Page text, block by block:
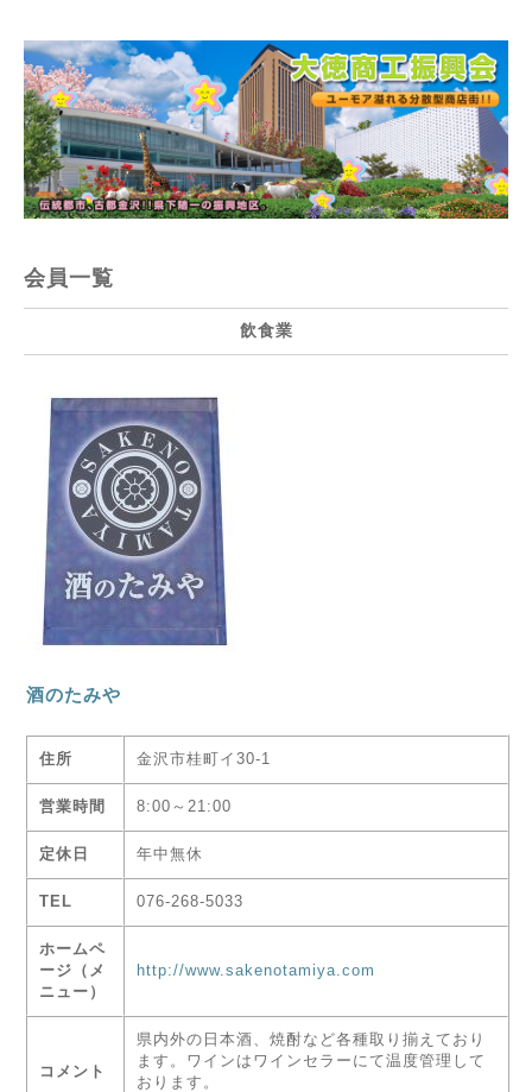
会員一覧
飲食業
酒のたみや
住所 金沢市桂町イ30-1
営業時間 8:00～21:00
定休日 年中無休
TEL 076-268-5033
ホームペ
ージ（メ
ニュー）
http://www.sakenotamiya.com
コメント
県内外の日本酒、焼酎など各種取り揃えており
ます。ワインはワインセラーにて温度管理して
おります。